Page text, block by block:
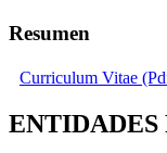
Resumen
Curriculum Vitae